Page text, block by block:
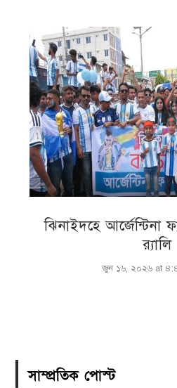
ঝিনাইদহে আর্জেন্টিনা
র‌্যালি
জুন ১৬, ২০২৬ at
সাম্প্রতিক পোস্ট